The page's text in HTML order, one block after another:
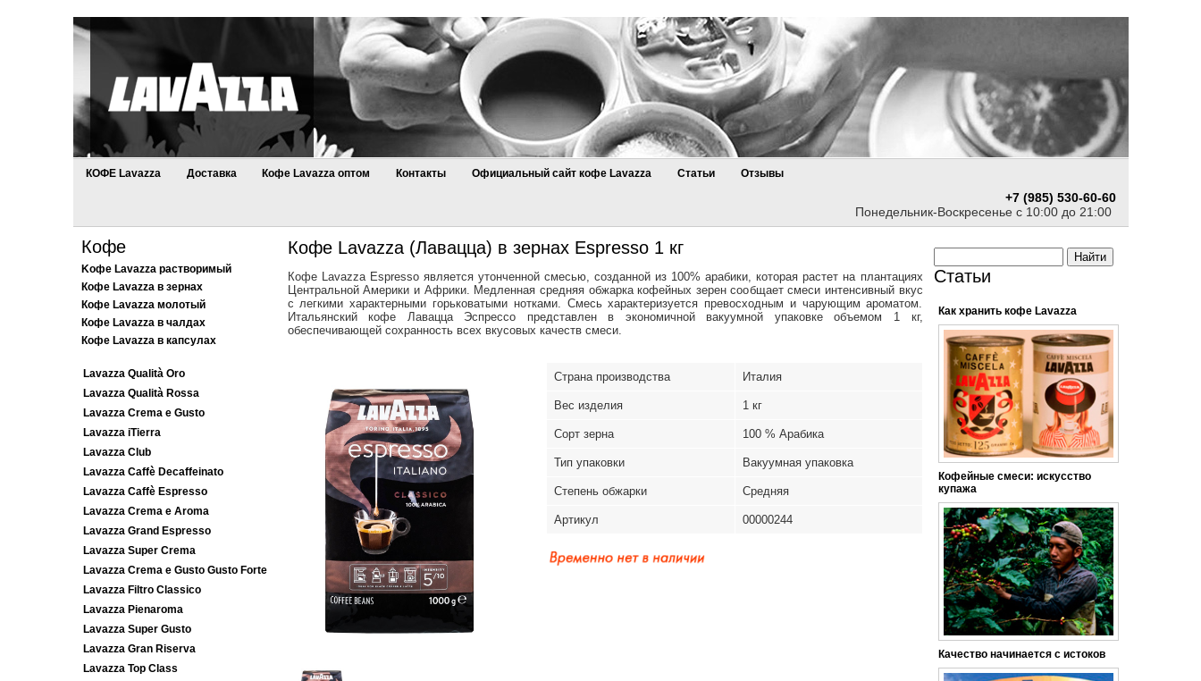
КОФЕ Lavazza Доставка Кофе Lavazza оптом Контакты Официальный сайт кофе Lavazza Статьи Отзывы
+7 (985) 530-60-60
Понедельник-Воскресенье с 10:00 до 21:00
Кофе
Kофе Lavazza растворимый
Кофе Lavazza в зернах
Кофе Lavazza молотый
Кофе Lavazza в чалдах
Кофе Lavazza в капсулах
Lavazza Qualità Oro
Lavazza Qualità Rossa
Lavazza Crema e Gusto
Lavazza iTierra
Lavazza Club
Lavazza Caffè Decaffeinato
Lavazza Caffè Espresso
Lavazza Crema e Aroma
Lavazza Grand Espresso
Lavazza Super Crema
Lavazza Crema e Gusto Gusto Forte
Lavazza Filtro Classico
Lavazza Pienaroma
Lavazza Super Gusto
Lavazza Gran Riserva
Lavazza Top Class
Кофе Lavazza (Лавацца) в зернах Espresso 1 кг
Кофе Lavazza Espresso является утонченной смесью, созданной из 100% арабики, которая растет на плантациях
Центральной Америки и Африки. Медленная средняя обжарка кофейных зерен сообщает смеси интенсивный вкус
с легкими характерными горьковатыми нотками. Смесь характеризуется превосходным и чарующим ароматом.
Итальянский кофе Лавацца Эспрессо представлен в экономичной вакуумной упаковке объемом 1 кг,
обеспечивающей сохранность всех вкусовых качеств смеси.
Страна производства Италия
Вес изделия 1 кг
Сорт зерна 100 % Арабика
Тип упаковки Вакуумная упаковка
Степень обжарки Средняя
Артикул 00000244
Статьи
Как хранить кофе Lavazza
Кофейные смеси: искусство
купажа
Качество начинается с истоков